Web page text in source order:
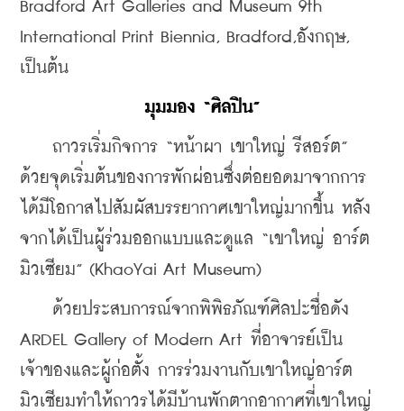
Bradford Art Galleries and Museum 9th
International Print Biennia, Bradford,อังกฤษ,
เป็นต้น
มุมมอง “ศิลปิน”
ถาวรเริ่มกิจการ “หน้าผา เขาใหญ่ รีสอร์ต”
ด้วยจุดเริ่มต้นของการพักผ่อนซึ่งต่อยอดมาจากการ
ได้มีโอกาสไปสัมผัสบรรยากาศเขาใหญ่มากขึ้น หลัง
จากได้เป็นผู้ร่วมออกแบบและดูแล “เขาใหญ่ อาร์ต
มิวเซียม” (KhaoYai Art Museum)
ด้วยประสบการณ์จากพิพิธภัณฑ์ศิลปะชื่อดัง
ARDEL Gallery of Modern Art ที่อาจารย์เป็น
เจ้าของและผู้ก่อตั้ง การร่วมงานกับเขาใหญ่อาร์ต
มิวเซียมทำให้ถาวรได้มีบ้านพักตากอากาศที่เขาใหญ่